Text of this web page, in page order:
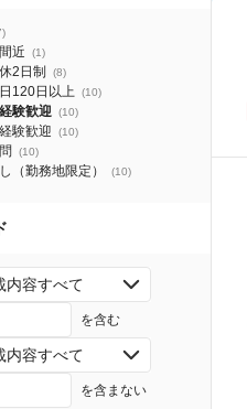
)
近 (1)
2日制 (8)
120日以上 (10)
験歓迎 (10)
験歓迎 (10)
(10)
（勤務地限定） (10)
内容すべて
を含む
内容すべて
を含まない